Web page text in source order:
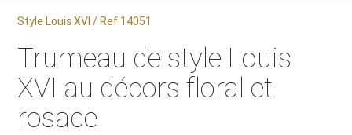
Style Louis XVI / Ref.14051
Trumeau de style Louis
XVI au décors floral et
rosace